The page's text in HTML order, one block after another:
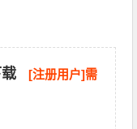
[注册用户]需